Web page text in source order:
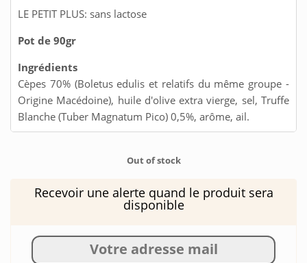
LE PETIT PLUS: sans lactose
Pot de 90gr
Ingrédients
Cèpes 70% (Boletus edulis et relatifs du même groupe -
Origine Macédoine), huile d'olive extra vierge, sel, Truffe
Blanche (Tuber Magnatum Pico) 0,5%, arôme, ail.
Out of stock
Recevoir une alerte quand le produit sera
disponible